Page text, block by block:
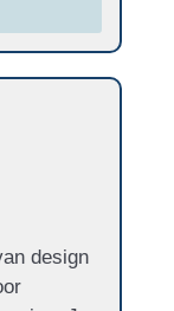
design